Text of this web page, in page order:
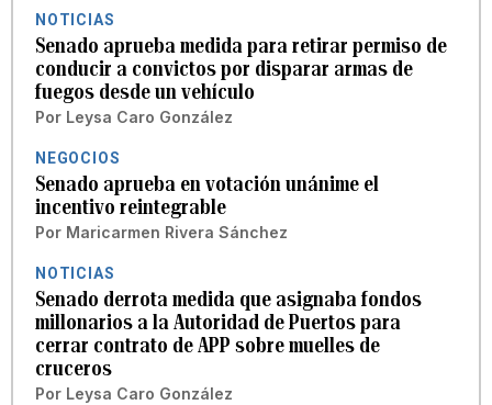
NOTICIAS
Senado aprueba medida para retirar permiso de
conducir a convictos por disparar armas de
fuegos desde un vehículo
Por Leysa Caro González
NEGOCIOS
Senado aprueba en votación unánime el
incentivo reintegrable
Por Maricarmen Rivera Sánchez
NOTICIAS
Senado derrota medida que asignaba fondos
millonarios a la Autoridad de Puertos para
cerrar contrato de APP sobre muelles de
cruceros
Por Leysa Caro González